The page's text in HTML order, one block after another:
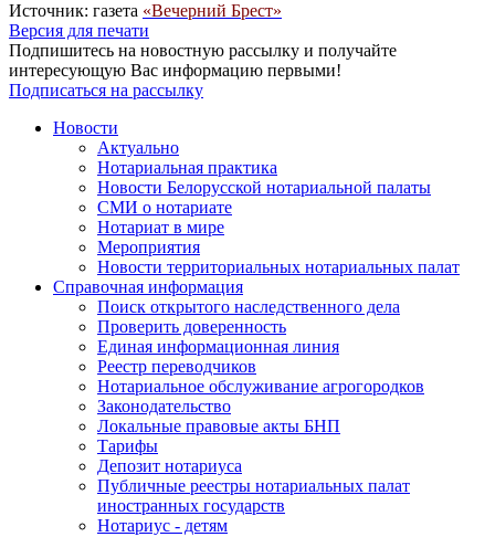
Источник: газета «Вечерний Брест»
Версия для печати
Подпишитесь на новостную рассылку и получайте
интересующую Вас информацию первыми!
Подписаться на рассылку
Новости
Актуально
Нотариальная практика
Новости Белорусской нотариальной палаты
СМИ о нотариате
Нотариат в мире
Мероприятия
Новости территориальных нотариальных палат
Справочная информация
Поиск открытого наследственного дела
Проверить доверенность
Единая информационная линия
Реестр переводчиков
Нотариальное обслуживание агрогородков
Законодательство
Локальные правовые акты БНП
Тарифы
Депозит нотариуса
Публичные реестры нотариальных палат
иностранных государств
Нотариус - детям